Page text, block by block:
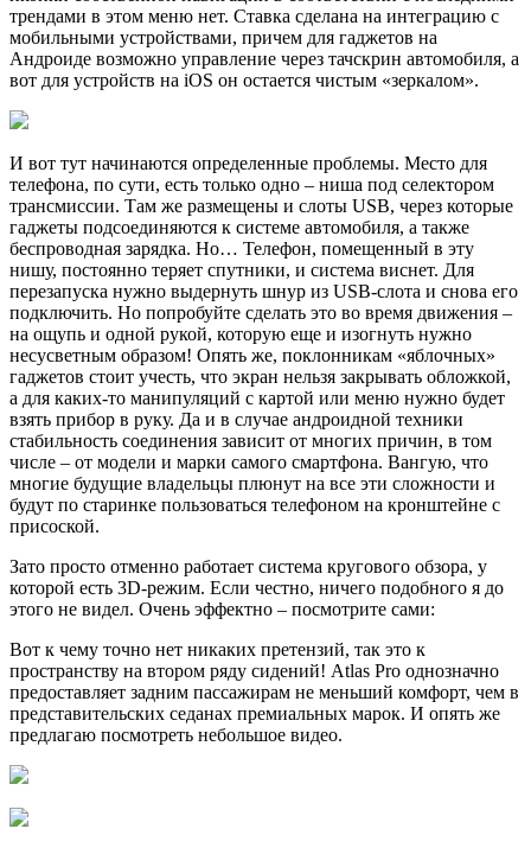
трендами в этом меню нет. Ставка сделана на интеграцию с
мобильными устройствами, причем для гаджетов на
Андроиде возможно управление через тачскрин автомобиля, а
вот для устройств на iOS он остается чистым «зеркалом».
И вот тут начинаются определенные проблемы. Место для
телефона, по сути, есть только одно – ниша под селектором
трансмиссии. Там же размещены и слоты USB, через которые
гаджеты подсоединяются к системе автомобиля, а также
беспроводная зарядка. Но… Телефон, помещенный в эту
нишу, постоянно теряет спутники, и система виснет. Для
перезапуска нужно выдернуть шнур из USB-слота и снова его
подключить. Но попробуйте сделать это во время движения –
на ощупь и одной рукой, которую еще и изогнуть нужно
несусветным образом! Опять же, поклонникам «яблочных»
гаджетов стоит учесть, что экран нельзя закрывать обложкой,
а для каких-то манипуляций с картой или меню нужно будет
взять прибор в руку. Да и в случае андроидной техники
стабильность соединения зависит от многих причин, в том
числе – от модели и марки самого смартфона. Вангую, что
многие будущие владельцы плюнут на все эти сложности и
будут по старинке пользоваться телефоном на кронштейне с
присоской.
Зато просто отменно работает система кругового обзора, у
которой есть 3D-режим. Если честно, ничего подобного я до
этого не видел. Очень эффектно – посмотрите сами:
Вот к чему точно нет никаких претензий, так это к
пространству на втором ряду сидений! Atlas Pro однозначно
предоставляет задним пассажирам не меньший комфорт, чем в
представительских седанах премиальных марок. И опять же
предлагаю посмотреть небольшое видео.